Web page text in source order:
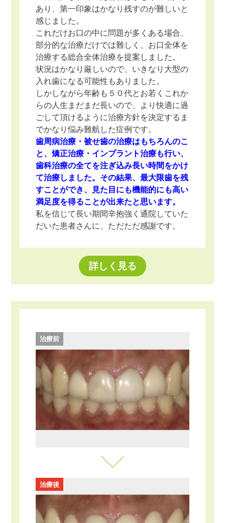
あり、第一印象はかなり残すのが難しいと
感じました。
これだけお口の中に問題が多くある場合、
部分的な治療だけでは難しく、お口全体を
治療する総合全体治療を提案しました。
状況はかなり厳しいので、いきなり大型の
入れ歯になる可能性もありました。
しかしながら年齢も５０代とお若くこれか
らの人生まだまだ長いので、より快適に過
ごして頂けるように治療方針を決定するま
でかなり悩み難航した症例です。
歯周病治療・被せ歯の治療はもちろんのこ
と、矯正治療・インプラント治療も行い、
歯科治療の全てを注ぎ込み長い時間をかけ
て治療しました。その結果、最大限歯を残
すことができ、見た目にも機能的にも高い
満足度を得ることが出来たと思います。
私を信じて長い期間辛抱強く通院していた
だいた患者さんに、ただただ感謝です。
詳しく見る
治療前
治療後